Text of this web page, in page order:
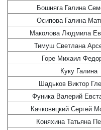
Бошняга Галина
Осипова Галина
Маколова Людмила
Тимуш Светлана
Горе Михаил
Куку Галина
Шадьков Виктор
Фуника Валерий
Качковецкий Сергей
Коняхина Татьяна